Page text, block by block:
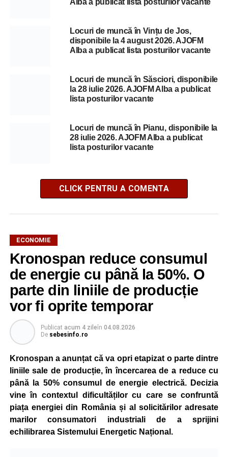
Alba a publicat lista posturilor vacante
Locuri de muncă în Vințu de Jos,
disponibile la 4 august 2026. AJOFM
Alba a publicat lista posturilor vacante
Locuri de muncă în Săsciori, disponibile
la 28 iulie 2026. AJOFM Alba a publicat
lista posturilor vacante
Locuri de muncă în Pianu, disponibile la
28 iulie 2026. AJOFM Alba a publicat
lista posturilor vacante
CLICK PENTRU A COMENTA
ECONOMIE
Kronospan reduce consumul
de energie cu până la 50%. O
parte din liniile de producție
vor fi oprite temporar
Publicat acum 4 zileîn 04.08.2026
De sebesinfo.ro
Kronospan a anunțat că va opri etapizat o parte dintre
liniile sale de producție, în încercarea de a reduce cu
până la 50% consumul de energie electrică. Decizia
vine în contextul dificultăților cu care se confruntă
piața energiei din România și al solicitărilor adresate
marilor consumatori industriali de a sprijini
echilibrarea Sistemului Energetic Național.